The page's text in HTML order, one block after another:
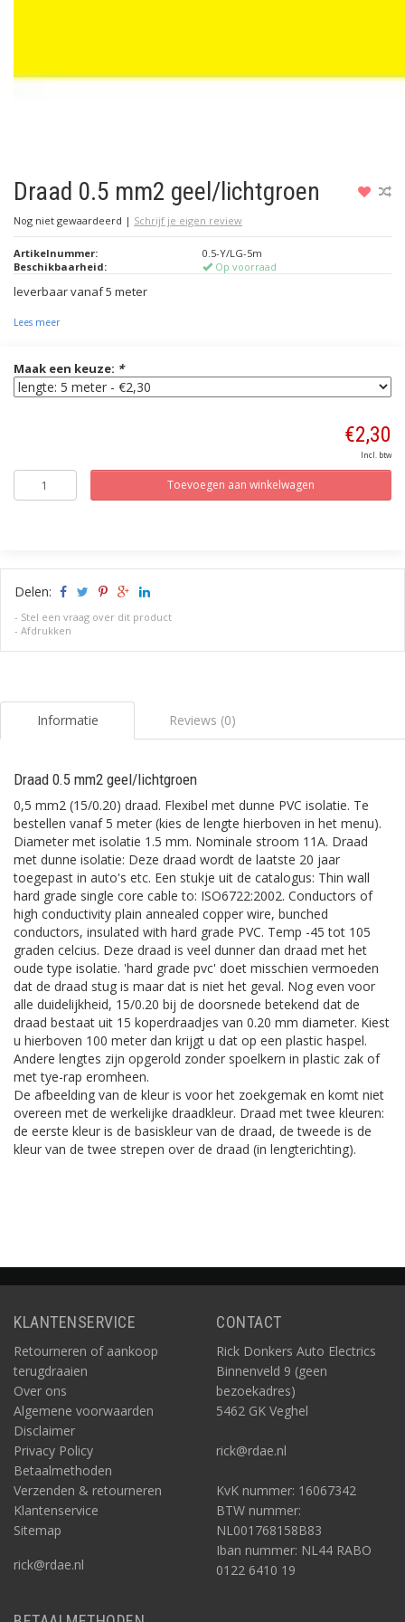
Draad 0.5 mm2 geel/lichtgroen
Nog niet gewaardeerd | Schrijf je eigen review
Artikelnummer:
0.5-Y/LG-5m
Beschikbaarheid:
Op voorraad
leverbaar vanaf 5 meter
Lees meer
Maak een keuze: *
€2,30
Incl. btw
Toevoegen aan winkelwagen
Delen:
- Stel een vraag over dit product
- Afdrukken
Informatie Reviews (0)
Draad 0.5 mm2 geel/lichtgroen
0,5 mm2 (15/0.20) draad. Flexibel met dunne PVC isolatie. Te
bestellen vanaf 5 meter (kies de lengte hierboven in het menu).
Diameter met isolatie 1.5 mm. Nominale stroom 11A. Draad
met dunne isolatie: Deze draad wordt de laatste 20 jaar
toegepast in auto's etc. Een stukje uit de catalogus: Thin wall
hard grade single core cable to: ISO6722:2002. Conductors of
high conductivity plain annealed copper wire, bunched
conductors, insulated with hard grade PVC. Temp -45 tot 105
graden celcius. Deze draad is veel dunner dan draad met het
oude type isolatie. 'hard grade pvc' doet misschien vermoeden
dat de draad stug is maar dat is niet het geval. Nog even voor
alle duidelijkheid, 15/0.20 bij de doorsnede betekend dat de
draad bestaat uit 15 koperdraadjes van 0.20 mm diameter. Kiest
u hierboven 100 meter dan krijgt u dat op een plastic haspel.
Andere lengtes zijn opgerold zonder spoelkern in plastic zak of
met tye-rap eromheen.
De afbeelding van de kleur is voor het zoekgemak en komt niet
overeen met de werkelijke draadkleur. Draad met twee kleuren:
de eerste kleur is de basiskleur van de draad, de tweede is de
kleur van de twee strepen over de draad (in lengterichting).
KLANTENSERVICE
Retourneren of aankoop
terugdraaien
Over ons
Algemene voorwaarden
Disclaimer
Privacy Policy
Betaalmethoden
Verzenden & retourneren
Klantenservice
Sitemap
rick@rdae.nl
CONTACT
Rick Donkers Auto Electrics
Binnenveld 9 (geen
bezoekadres)
5462 GK Veghel
rick@rdae.nl
KvK nummer: 16067342
BTW nummer:
NL001768158B83
Iban nummer: NL44 RABO
0122 6410 19